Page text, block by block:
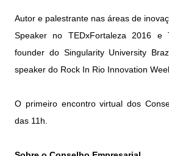
Autor e palestrante nas áreas de
Speaker no TEDxFortaleza 2016 e
founder do Singularity University
speaker do Rock In Rio Innovation
O primeiro encontro virtual dos
das 11h.